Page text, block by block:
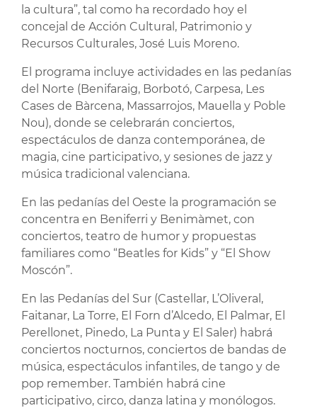
la cultura”, tal como ha recordado hoy el
concejal de Acción Cultural, Patrimonio y
Recursos Culturales, José Luis Moreno.
El programa incluye actividades en las pedanías
del Norte (Benifaraig, Borbotó, Carpesa, Les
Cases de Bàrcena, Massarrojos, Mauella y Poble
Nou), donde se celebrarán conciertos,
espectáculos de danza contemporánea, de
magia, cine participativo, y sesiones de jazz y
música tradicional valenciana.
En las pedanías del Oeste la programación se
concentra en Beniferri y Benimàmet, con
conciertos, teatro de humor y propuestas
familiares como “Beatles for Kids” y “El Show
Moscón”.
En las Pedanías del Sur (Castellar, L’Oliveral,
Faitanar, La Torre, El Forn d’Alcedo, El Palmar, El
Perellonet, Pinedo, La Punta y El Saler) habrá
conciertos nocturnos, conciertos de bandas de
música, espectáculos infantiles, de tango y de
pop remember. También habrá cine
participativo, circo, danza latina y monólogos.